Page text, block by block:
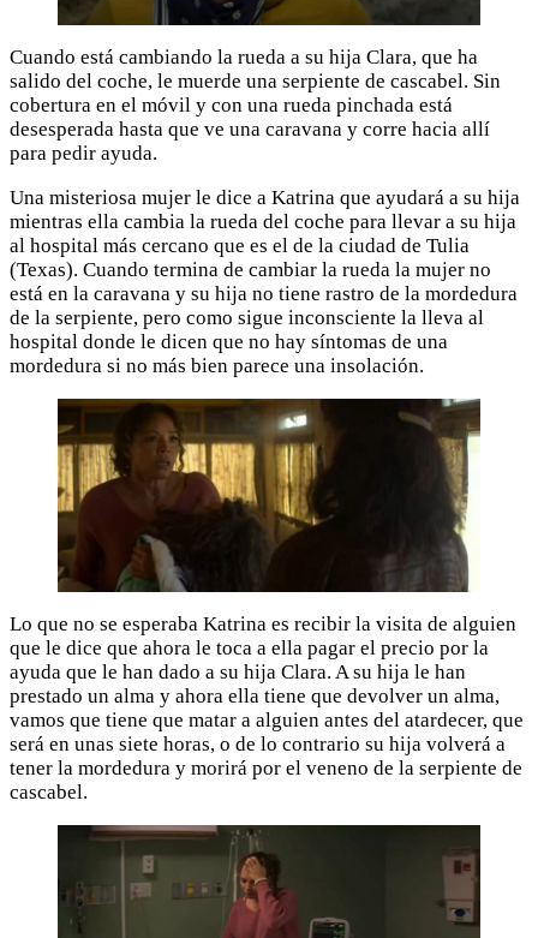
Cuando está cambiando la rueda a su hija Clara, que ha
salido del coche, le muerde una serpiente de cascabel. Sin
cobertura en el móvil y con una rueda pinchada está
desesperada hasta que ve una caravana y corre hacia allí
para pedir ayuda.
Una misteriosa mujer le dice a Katrina que ayudará a su hija
mientras ella cambia la rueda del coche para llevar a su hija
al hospital más cercano que es el de la ciudad de Tulia
(Texas). Cuando termina de cambiar la rueda la mujer no
está en la caravana y su hija no tiene rastro de la mordedura
de la serpiente, pero como sigue inconsciente la lleva al
hospital donde le dicen que no hay síntomas de una
mordedura si no más bien parece una insolación.
Lo que no se esperaba Katrina es recibir la visita de alguien
que le dice que ahora le toca a ella pagar el precio por la
ayuda que le han dado a su hija Clara. A su hija le han
prestado un alma y ahora ella tiene que devolver un alma,
vamos que tiene que matar a alguien antes del atardecer, que
será en unas siete horas, o de lo contrario su hija volverá a
tener la mordedura y morirá por el veneno de la serpiente de
cascabel.